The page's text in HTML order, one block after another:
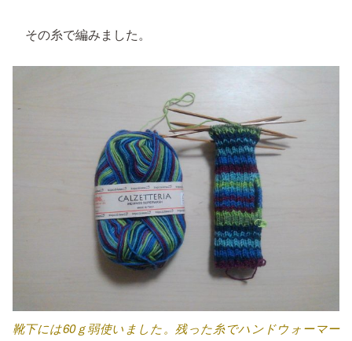
その糸で編みました。
靴下には60ｇ弱使いました。残った糸でハンドウォーマー